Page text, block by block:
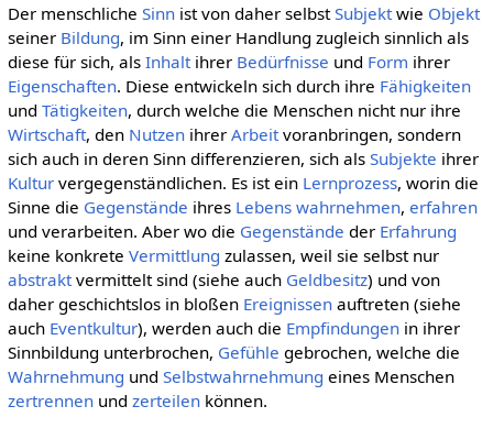
Der menschliche Sinnist von daher selbstSubjektwie Objekt
seiner Bildung, im Sinn einer Handlung zugleich sinnlich als
diese für sich, als Inhaltihrer Bedürfnisse und Form ihrer
Eigenschaften. Diese entwickeln sich durch ihre Fähigkeiten
und Tätigkeiten, durch welche die Menschen nicht nur ihre
Wirtschaft, den Nutzenihrer Arbeitvoranbringen, sondern
sich auch in deren Sinn differenzieren, sich als Subjekte ihrer
Kulturvergegenständlichen. Es ist ein Lernprozess, worin die
Sinne die Gegenstände ihres Lebens wahrnehmen, erfahren
und verarbeiten. Aber wo die Gegenstände der Erfahrung
keine konkrete Vermittlung zulassen, weil sie selbst nur
abstraktvermittelt sind (siehe auch Geldbesitz) und von
daher geschichtslos in bloßen Ereignissenauftreten (siehe
auch Eventkultur), werden auch die Empfindungenin ihrer
Sinnbildung unterbrochen, Gefühle gebrochen, welche die
Wahrnehmung und Selbstwahrnehmung eines Menschen
zertrennenund zerteilenkönnen.